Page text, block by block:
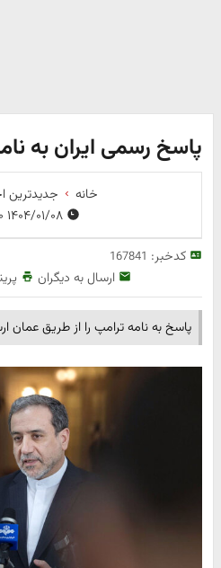
پاسخ رسمی ایران به
خانه
جدیدترین
کدخبر: 167841
ارسال به دیگران
پاسخ به نامه ترامپ را از طریق عمان